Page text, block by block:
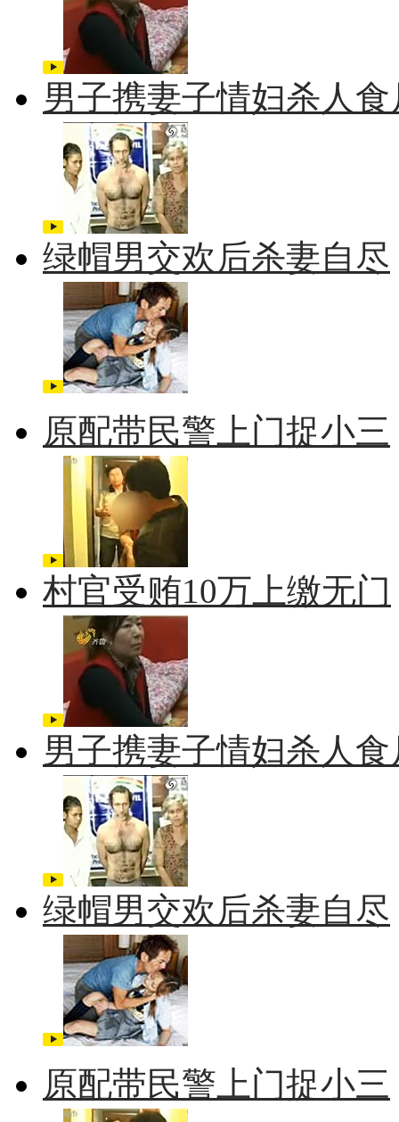
男子携妻子情妇杀人食
绿帽男交欢后杀妻自尽
原配带民警上门捉小三
村官受贿10万上缴无门
男子携妻子情妇杀人食
绿帽男交欢后杀妻自尽
原配带民警上门捉小三